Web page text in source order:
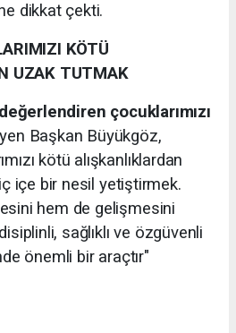
dikkat çekti.
KÖTÜ
UZAK TUTMAK
çocuklarımızı
Başkan Büyükgöz,
kötü alışkanlıklardan
içe bir nesil yetiştirmek.
hem de gelişmesini
sağlıklı ve özgüvenli
önemli bir araçtır"